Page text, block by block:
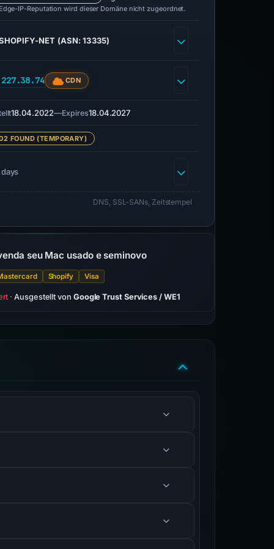
IP-Reputation wird dieser Domäne nicht zugeordnet.
NET (ASN: 13335)
CDN
18.04.2022—Expires18.04.2027
FOUND (TEMPORARY)
days
DNS, SSL-SANs, Zeitstempel
seu Mac usado e seminovo
Shopify Visa
· Ausgestellt von Google Trust Services / WE1